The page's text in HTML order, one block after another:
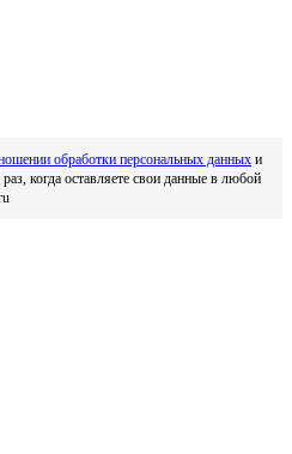
обработки персональных данных и
когда оставляете свои данные в любой